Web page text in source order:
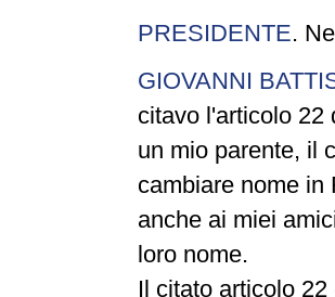
PRESIDENTE.
GIOVANNI
citavo l'articolo 22
un mio parente, il
cambiare nome in
anche ai miei
loro nome.
Il citato articolo